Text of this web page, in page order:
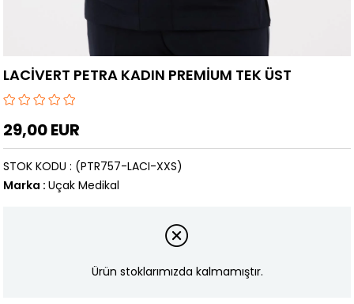
LACİVERT PETRA KADIN PREMİUM TEK ÜST
29,00 EUR
(PTR757-LACI-XXS)
STOK KODU
Marka : Uçak Medikal
Ürün stoklarımızda kalmamıştır.